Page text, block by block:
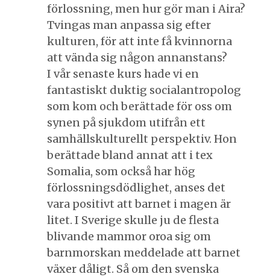
förlossning, men hur gör man i Aira?
Tvingas man anpassa sig efter
kulturen, för att inte få kvinnorna
att vända sig någon annanstans?
I vår senaste kurs hade vi en
fantastiskt duktig socialantropolog
som kom och berättade för oss om
synen på sjukdom utifrån ett
samhällskulturellt perspektiv. Hon
berättade bland annat att i tex
Somalia, som också har hög
förlossningsdödlighet, anses det
vara positivt att barnet i magen är
litet. I Sverige skulle ju de flesta
blivande mammor oroa sig om
barnmorskan meddelade att barnet
växer dåligt. Så om den svenska